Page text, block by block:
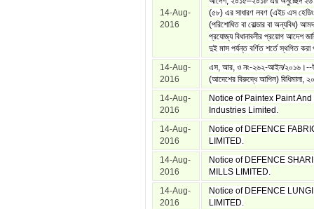
14-Aug-
2016
(৫৮) এর সাধারণ লবণ (এইচ এস
(পরিশোধিত বা বোল্ডার বা অন্যবিধ)
প্রযোজ্য বিধানাবলীর প্রয়োগ আদেশ
দুই মাস পর্যন্ত বর্ণিত শর্তে স্থগিত করা
14-Aug-
2016
এস, আর, ও নং-২৬২-আইন/২০১৬।--
(আদেশের বিরুদ্ধে আপিল) বিধিমালা,
14-Aug-
2016
Notice of Paintex Paint
Industries Limited.
14-Aug-
2016
Notice of DEFENCE
LIMITED.
14-Aug-
2016
Notice of DEFENCE
MILLS LIMITED.
14-Aug-
2016
Notice of DEFENCE
LIMITED.